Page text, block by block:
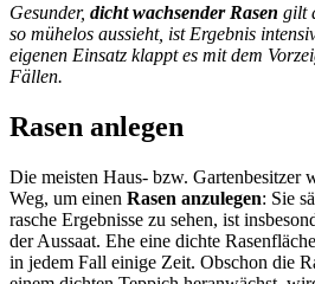
Gesunder, dicht wachsender Rasen gilt
so mühelos aussieht, ist Ergebnis
eigenen Einsatz klappt es mit dem
Fällen.
Rasen anlegen
Die meisten Haus- bzw. Gartenbesitzer
Weg, um einen Rasen anzulegen: Sie
rasche Ergebnisse zu sehen, ist
der Aussaat. Ehe eine dichte
in jedem Fall einige Zeit. Obschon die